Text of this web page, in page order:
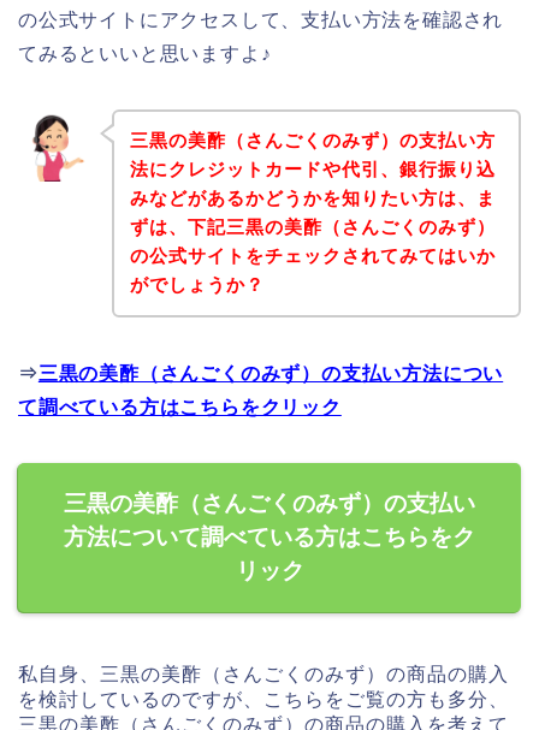
の公式サイトにアクセスして、支払い方法を確認され
てみるといいと思いますよ♪
三黒の美酢（さんごくのみず）の支払い方
法にクレジットカードや代引、銀行振り込
みなどがあるかどうかを知りたい方は、ま
ずは、下記三黒の美酢（さんごくのみず）
の公式サイトをチェックされてみてはいか
がでしょうか？
⇒三黒の美酢（さんごくのみず）の支払い方法につい
て調べている方はこちらをクリック
三黒の美酢（さんごくのみず）の支払い
方法について調べている方はこちらをク
リック
私自身、三黒の美酢（さんごくのみず）の商品の購入
を検討しているのですが、こちらをご覧の方も多分、
三黒の美酢（さんごくのみず）の商品の購入を考えて